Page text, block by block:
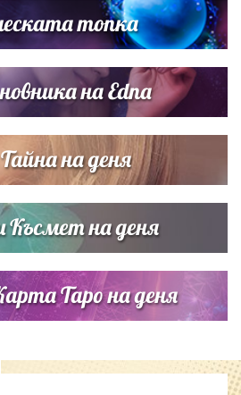
топка
на Edna
на деня
Късмет на деня
Таро на деня